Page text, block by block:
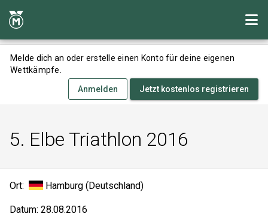
Melde dich an oder erstelle einen Konto für deine eigenen
Wettkämpfe.
Anmelden
Jetzt kostenlos registrieren
5. Elbe Triathlon 2016
Ort: Hamburg (Deutschland)
Datum: 28.08.2016